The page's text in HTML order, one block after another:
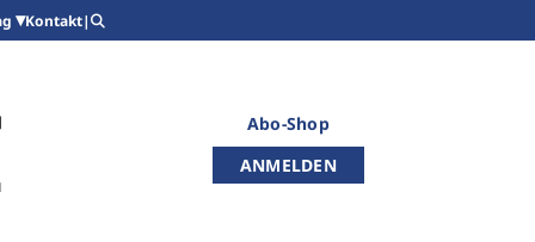
Kontakt|
Abo-Shop
ANMELDEN